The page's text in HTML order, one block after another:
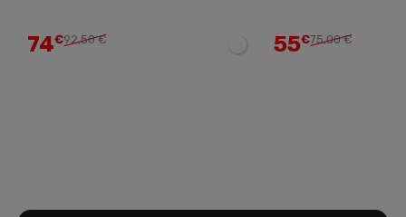
74€92,50 € 55€75,00 €